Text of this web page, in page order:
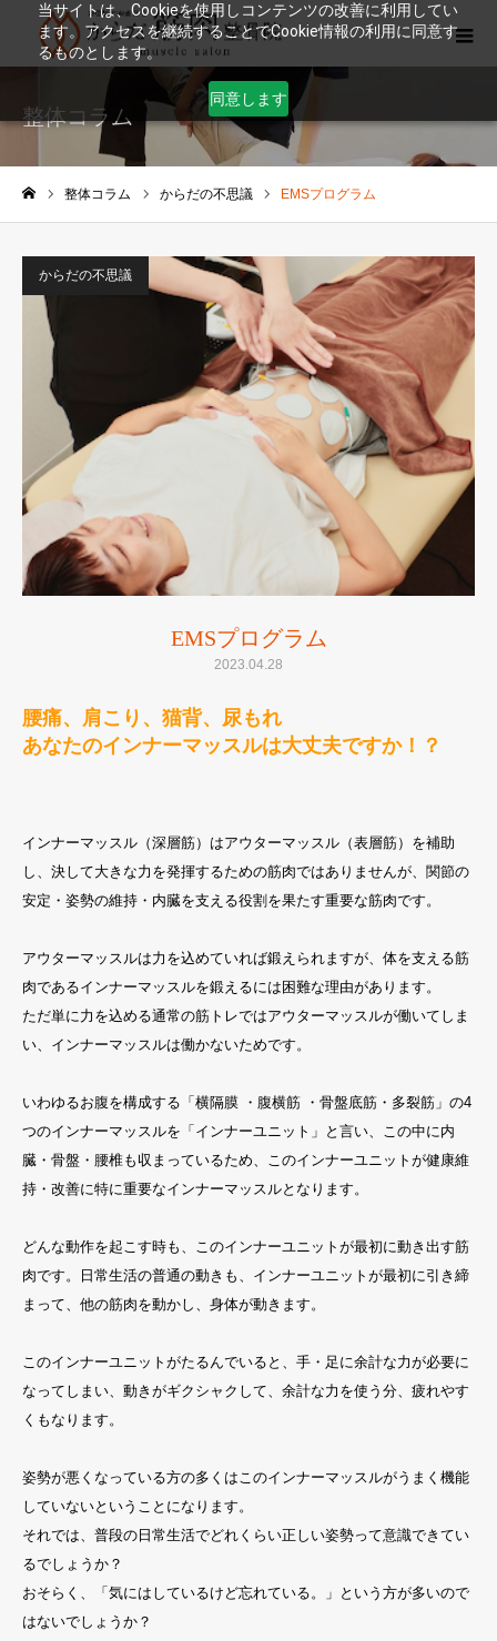
当サイトは、Cookieを使用しコンテンツの改善に利用してい
ます。アクセスを継続することでCookie情報の利用に同意す
るものとします。
同意します
整体コラム
整体コラム からだの不思議 EMSプログラム
からだの不思議
EMSプログラム
2023.04.28
腰痛、肩こり、猫背、尿もれ
あなたのインナーマッスルは大丈夫ですか！？
インナーマッスル（深層筋）はアウターマッスル（表層筋）を補助
し、決して大きな力を発揮するための筋肉ではありませんが、関節の
安定・姿勢の維持・内臓を支える役割を果たす重要な筋肉です。
アウターマッスルは力を込めていれば鍛えられますが、体を支える筋
肉であるインナーマッスルを鍛えるには困難な理由があります。
ただ単に力を込める通常の筋トレではアウターマッスルが働いてしま
い、インナーマッスルは働かないためです。
いわゆるお腹を構成する「横隔膜 ・腹横筋 ・骨盤底筋・多裂筋」の4
つのインナーマッスルを「インナーユニット」と言い、この中に内
臓・骨盤・腰椎も収まっているため、このインナーユニットが健康維
持・改善に特に重要なインナーマッスルとなります。
どんな動作を起こす時も、このインナーユニットが最初に動き出す筋
肉です。日常生活の普通の動きも、インナーユニットが最初に引き締
まって、他の筋肉を動かし、身体が動きます。
このインナーユニットがたるんでいると、手・足に余計な力が必要に
なってしまい、動きがギクシャクして、余計な力を使う分、疲れやす
くもなります。
姿勢が悪くなっている方の多くはこのインナーマッスルがうまく機能
していないということになります。
それでは、普段の日常生活でどれくらい正しい姿勢って意識できてい
るでしょうか？
おそらく、「気にはしているけど忘れている。」という方が多いので
はないでしょうか？